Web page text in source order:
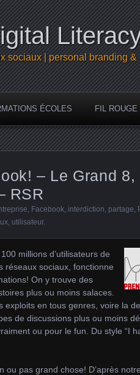
sociaux | personal branding
ÉCOLES FIL ROUGE
– Le Grand 8,
RSR
, Facebook, interdiction, partage,
, utilisateur.
millions d’utilisateurs de
réseaux sociaux, fonctionne
On y trouve des
plus ou moins salaces.
exploits en tous genres, voire la
de discussions plus ou moins
ou pour le fun. Du style “I
pas grand chose! D’après